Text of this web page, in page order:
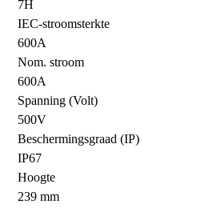
7H
IEC-stroomsterkte
600A
Nom. stroom
600A
Spanning (Volt)
500V
Beschermingsgraad (IP)
IP67
Hoogte
239 mm